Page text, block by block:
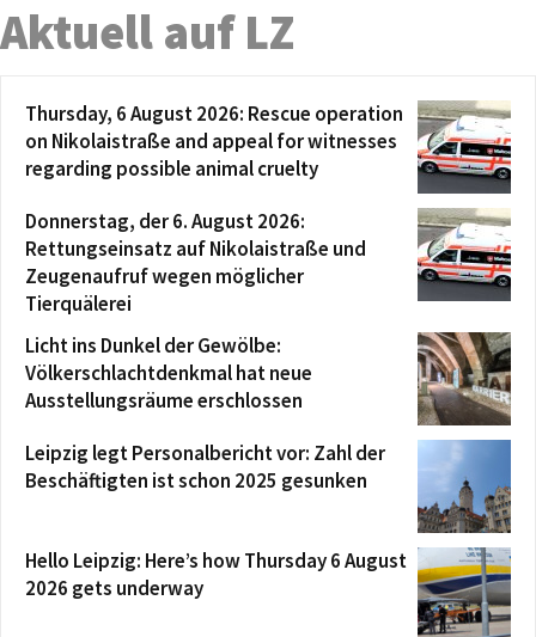
Aktuell auf LZ
Thursday, 6 August 2026: Rescue operation
on Nikolaistraße and appeal for witnesses
regarding possible animal cruelty
Donnerstag, der 6. August 2026:
Rettungseinsatz auf Nikolaistraße und
Zeugenaufruf wegen möglicher
Tierquälerei
Licht ins Dunkel der Gewölbe:
Völkerschlachtdenkmal hat neue
Ausstellungsräume erschlossen
Leipzig legt Personalbericht vor: Zahl der
Beschäftigten ist schon 2025 gesunken
Hello Leipzig: Here’s how Thursday 6 August
2026 gets underway